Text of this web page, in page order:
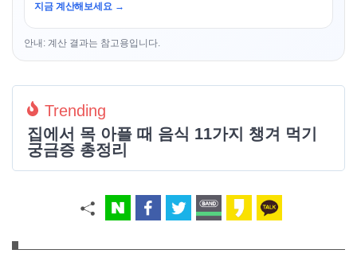
지금 계산해보세요 →
안내: 계산 결과는 참고용입니다.
Trending
집에서 목 아플 때 음식 11가지 챙겨 먹기
궁금증 총정리